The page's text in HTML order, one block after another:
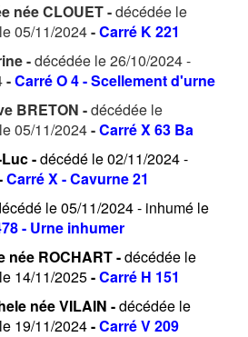
née CLOUET -décédée le
05/11/2024-Carré K 221
-décédée le 26/10/2024 -
-Carré O 4 - Scellement d'urne
BRETON -décédée le
05/11/2024-Carré X 63 Ba
-décédé le 02/11/2024 -
Carré X - Cavurne 21
le 05/11/2024 - inhumé le
- Urne inhumer
née ROCHART -décédée le
14/11/2025-Carré H 151
née VILAIN -décédée le
19/11/2024-Carré V 209